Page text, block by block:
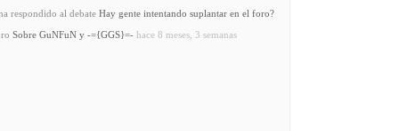
respondido al debate Hay gente intentando suplantar en el foro?
Sobre GuNFuN y -={GGS}=- hace 8 meses, 3 semanas